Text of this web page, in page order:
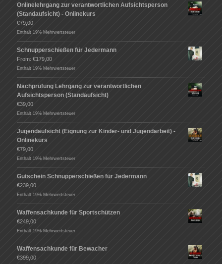
Onlinelehrgang zur verantwortlichen Aufsichtsperson
(Standaufsicht) - Onlinekurs
€79,00
Enthält 19% Mehrwertsteuer
Schnupperschießen für Jedermann
From: €179,00
Enthält 19% Mehrwertsteuer
Nachprüfung Lehrgang zur verantwortlichen
Aufsichtsperson (Standaufsicht)
€39,00
Enthält 19% Mehrwertsteuer
Jugendaufsicht (Eignung zur Kinder- und Jugendarbeit) -
Onlinekurs
€79,00
Enthält 19% Mehrwertsteuer
Gutschein Schnupperschießen für Jedermann
€239,00
Enthält 19% Mehrwertsteuer
Waffensachkunde für Sportschützen
€249,00
Enthält 19% Mehrwertsteuer
Waffensachkunde für Bewacher
€399,00